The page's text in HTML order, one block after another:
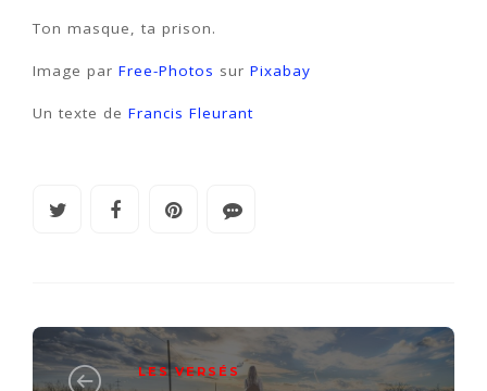
Ton masque, ta prison.
Image par Free-Photos sur Pixabay
Un texte de Francis Fleurant
LES VERSÉS